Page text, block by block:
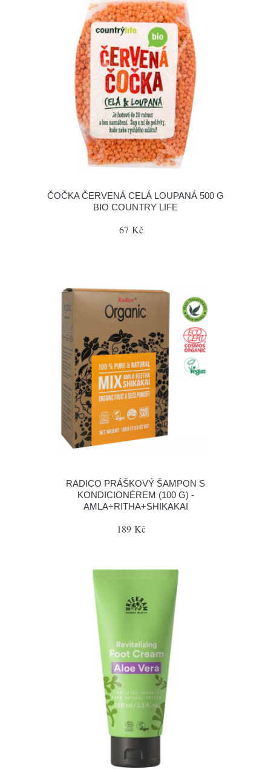
ČOČKA ČERVENÁ CELÁ LOUPANÁ 500 G
BIO COUNTRY LIFE
67 Kč
RADICO PRÁŠKOVÝ ŠAMPON S
KONDICIONÉREM (100 G) -
AMLA+RITHA+SHIKAKAI
189 Kč